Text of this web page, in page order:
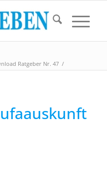
Ratgeber Nr. 47 /